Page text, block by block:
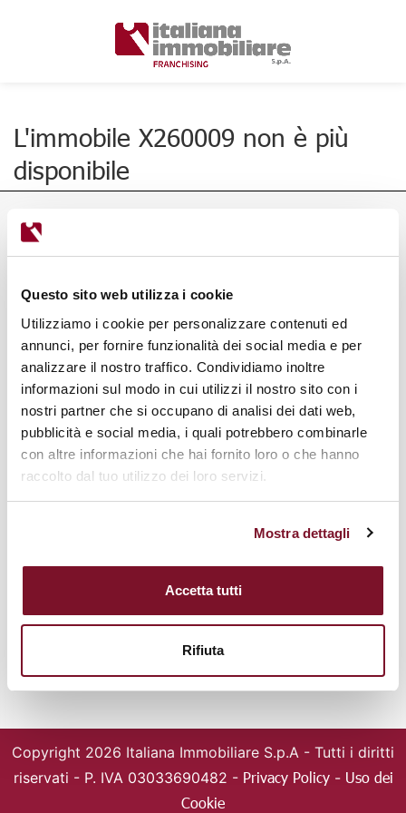
Questo sito web utilizza i cookie
Utilizziamo i cookie per personalizzare contenuti ed
annunci, per fornire funzionalità dei social media e per
analizzare il nostro traffico. Condividiamo inoltre
informazioni sul modo in cui utilizzi il nostro sito con i
nostri partner che si occupano di analisi dei dati web,
pubblicità e social media, i quali potrebbero combinarle
con altre informazioni che hai fornito loro o che hanno
raccolto dal tuo utilizzo dei loro servizi.
Mostra dettagli
Accetta tutti
Rifiuta
L'immobile X260009 non è più
disponibile
Via Ponte Alle Mosse, 136/138,
50144 Firenze
Tel. +39 055361146
Mail: italiana@italianaimmobiliare.it
IMMOBILI FRANCHISING
Entra nella squadra
SOCIAL
Copyright 2026 Italiana Immobiliare S.p.A - Tutti i diritti
riservati - P. IVA 03033690482 - Privacy Policy- Uso dei
Cookie